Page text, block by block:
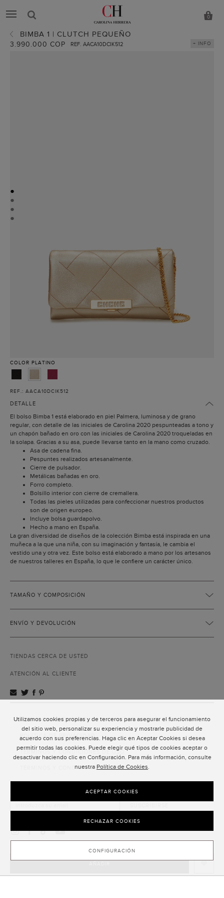
Utilizamos cookies propias y de terceros para asegurar el funcionamiento
del sitio web, personalizar su experiencia y mostrarle publicidad de
acuerdo con sus preferencias. Haga clic en Aceptar Cookies si desea
permitir todas las cookies. Puede elegir qué tipos de cookies aceptar o
desactivar haciendo clic en Configuración. Para más información, consulte
nuestra Política de Cookies.
CONFIGURACIÓN
RECHAZAR COOKIES
ACEPTAR COOKIES
0
BIMBA 1 | CLUTCH PEQUEÑO
3.990.000 COP REF. AACA10DCIK512 + INFO
●
●
●
●
COLOR PLATINO
REF.: AACA10DCIK512
DETALLE
El bolso Bimba 1 está elaborado en piel Palmera, luminosa y de grano
regular, con detalle de las iniciales de Carolina 2020 pespunteadas a tono y
un chapón bañado en oro con las iniciales de Carolina 2020 troqueladas en
la solapa. Gracias a su asa, puede llevarse tanto en la mano como cruzado.
Asa de cadena fina.
Pespuntes realizados artesanalmente.
Cierre de pulsador.
Metálicas bañadas en oro.
Forro completo.
Bolsillo interior con cierre de cremallera.
Todas las pieles utilizadas para confeccionar nuestros productos
son de origen europeo.
Incluye bolsa guardapolvo.
Hecho a mano en España.
La gran diversidad de diseños de la colección Bimba está inspirada en una
muñeca a la que una niña, con su imaginación y fantasía, le cambia el
vestido una y otra vez. Este bolso está elaborado a mano por los artesanos
de nuestros talleres en España, lo que le confiere un carácter único.
TAMAÑO Y COMPOSICIÓN
ENVÍO Y DEVOLUCIÓN
TIENDAS CERCA DE USTED
ATENCIÓN AL CLIENTE
ATENCIÓN AL CLIENTE
POLÍTICA DE PRIVACIDAD
TÉRMINOS Y CONDICIONES DE USO
TÉRMINOS Y CONDICIONES DE VENTA
SUSCRIPCIÓN AL NEWSLETTER